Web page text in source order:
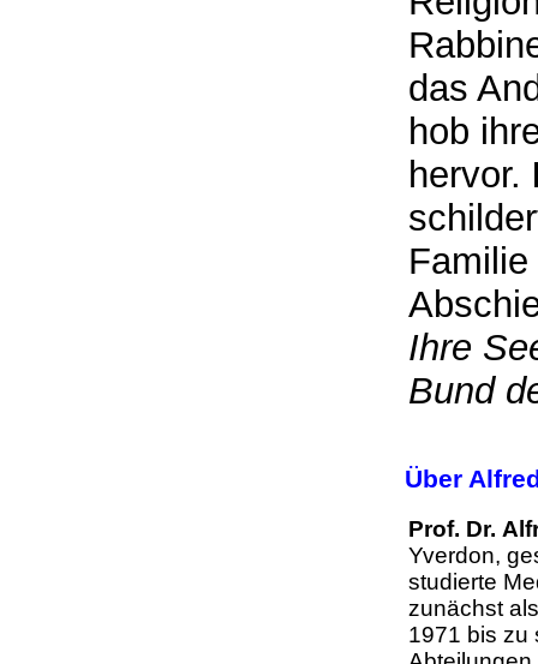
das
hob
hervor.
Ihre
Bund
Über
Prof. Dr.
Yverdon,
studierte
zunächst
1971 bis zu